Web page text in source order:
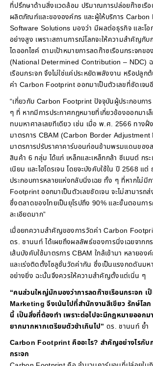
ที่ปรึกษาด้านสิ่งแวดล้อม ปริมาณการปล่อยก๊าซเรือ
ผลิตภัณฑ์และขององค์กร และผู้ให้บริการ Carbon
Software Solutions มองว่า มีผลต่อธุรกิจ และโอ
อย่างสูง เพราะสถานการณ์โลกจะให้ความสำคัญกั
ไดออกไซค์ ตามเป้าหมายการลดก๊าซเรือนกระจกขอ
(National Determined Contribution – NDC)
เรือนกระจก จึงไม่ใช่แค่ประหยัดพลังงาน หรือปลู
ค่า Carbon Footprint ออกมาเป็นตัวเลขที่ชัดเจน
“เกี่ยวกับ Carbon Footprint ปัจจุบันผู้ประกอบการ
ๆ ที่ หากมีการประกาศกฎหมายที่เกี่ยวข้องออกมาเ
ทบมหาศาลเลยทีเดียว เช่น เมื่อ พ.ศ. 2566 ทางฝั่
มาตรการ CBAM (Carbon Border
มาตรการปรับราคาคาร์บอนก่อนข้ามพรมแดนของ
สินค้า 6 กลุ่ม ได้แก่ เหล็กและเหล็กกล้า ซีเมนต์ กร
เนียม และไฮโดรเจน โดยจะบังคับใช้ใน ปี 2568 แ
ประกอบการหลายแห่งกลับนิ่งเฉย ทั้ง ๆ ที่หากไม่มี
Footprint ออกมาเป็นตัวเลขชัดเจน จะไม่สามารถส่
ซึ่งตลาดของไทยเป็นยุโรปถึง 90% และขั้นตอนกา
ละเอียดมาก”
เมื่อยกความสำคัญของการวัดค่า Carbon
ดร. ชานนท์ ได้เผยถึงผลลัพธ์ของการนิ่งเฉยจากก
เส้นบังคับใช้มาตรการ CBAM ใกล้เข้ามา หลายอง
และเร่งติดตั้งโซลูชั่นวัดค่ากัน ซึ่งเป็นแรงกดดันมห
อย่างยิ่ง ฉะนั้นจึงควรให้ความสำคัญตั้งแต่เนิ่น ๆ
“คนส่วนใหญ่มักมองว่าการลดก๊าซเรือนกระจก เ
Marketing จึงเน้นไปที่สำนักงานสีเขียว รักษ์โล
นี้ เป็นสิ่งที่ต้องทำ เพราะต่อไปจะมีกฎหมายออก
ยากมากหากเตรียมตัวช้าเกินไป” ดร. ชานนท์ ย้ำ
Carbon Footprint คืออะไร? สำคัญอย่างไรกับ
กระจก